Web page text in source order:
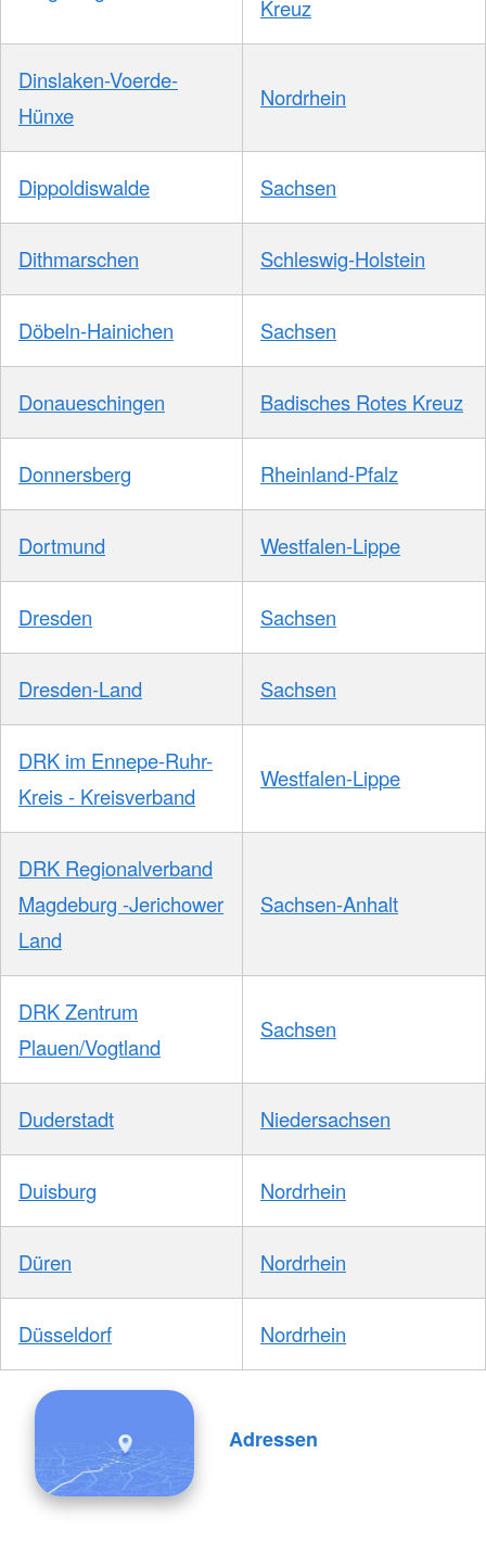
Kreuz
Dinslaken-Voerde-
Hünxe
Nordrhein
Dippoldiswalde Sachsen
Dithmarschen Schleswig-Holstein
Döbeln-Hainichen Sachsen
Donaueschingen Badisches Rotes Kreuz
Donnersberg Rheinland-Pfalz
Dortmund Westfalen-Lippe
Dresden Sachsen
Dresden-Land Sachsen
DRK im Ennepe-Ruhr-
Kreis - Kreisverband
Westfalen-Lippe
DRK Regionalverband
Magdeburg -Jerichower
Land
Sachsen-Anhalt
DRK Zentrum
Plauen/Vogtland
Sachsen
Duderstadt Niedersachsen
Duisburg Nordrhein
Düren Nordrhein
Düsseldorf Nordrhein
Adressen